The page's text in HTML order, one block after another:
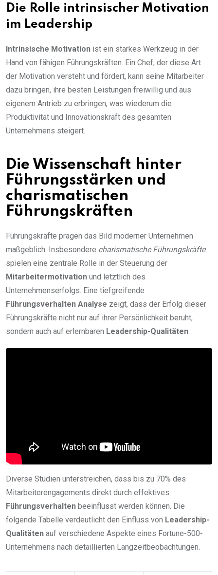
Die Rolle intrinsischer Motivation
im Leadership
Intrinsische Motivation ist ein starkes Werkzeug in der
Hand von fähigen Führungskräften. Ein Chef, der diese Art
der Motivation versteht und fördert, kann seine Mitarbeiter
dazu bringen, ihre besten Leistungen freiwillig und aus
eigenem Antrieb zu erbringen, was wiederum die
Produktivität und Innovationskraft des gesamten
Unternehmens steigert.
Die Wissenschaft hinter
Führungsstärken und
charismatischen
Führungskräften
Führungskräfte prägen das Bild moderner Unternehmen
maßgeblich. Insbesondere charismatische Führungskräfte
spielen eine zentrale Rolle in der Steuerung der
Mitarbeitermotivation und letztlich des
Unternehmenserfolgs. Eine tiefgreifende
Führungsverhalten Analyse zeigt, dass der Erfolg dieser
Führungskräfte nicht nur auf ihrer Persönlichkeit beruht,
sondern auch auf erlernbaren Leadership-Qualitäten.
Diverse Studien unterstreichen, dass bis zu 70% des
Mitarbeiterengagements direkt durch effektives
Führungsverhalten beeinflusst werden können. Die
folgende Tabelle verdeutlicht den Einfluss von Leadership-
Qualitäten auf verschiedene Aspekte eines Fortune-500-
Unternehmens nach detaillierten Langzeitbeobachtungen.